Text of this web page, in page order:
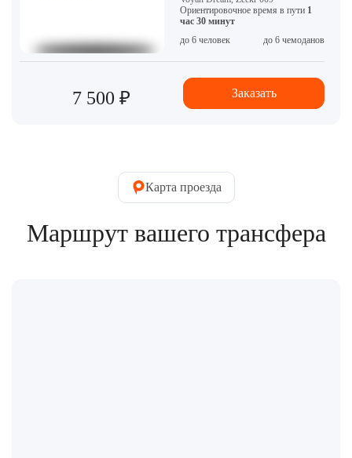
Ориентировочное время в пути 1
час 30 минут
до 6 человек
до 6 чемоданов
7 500 ₽ Заказать
Карта проезда
Маршрут вашего трансфера